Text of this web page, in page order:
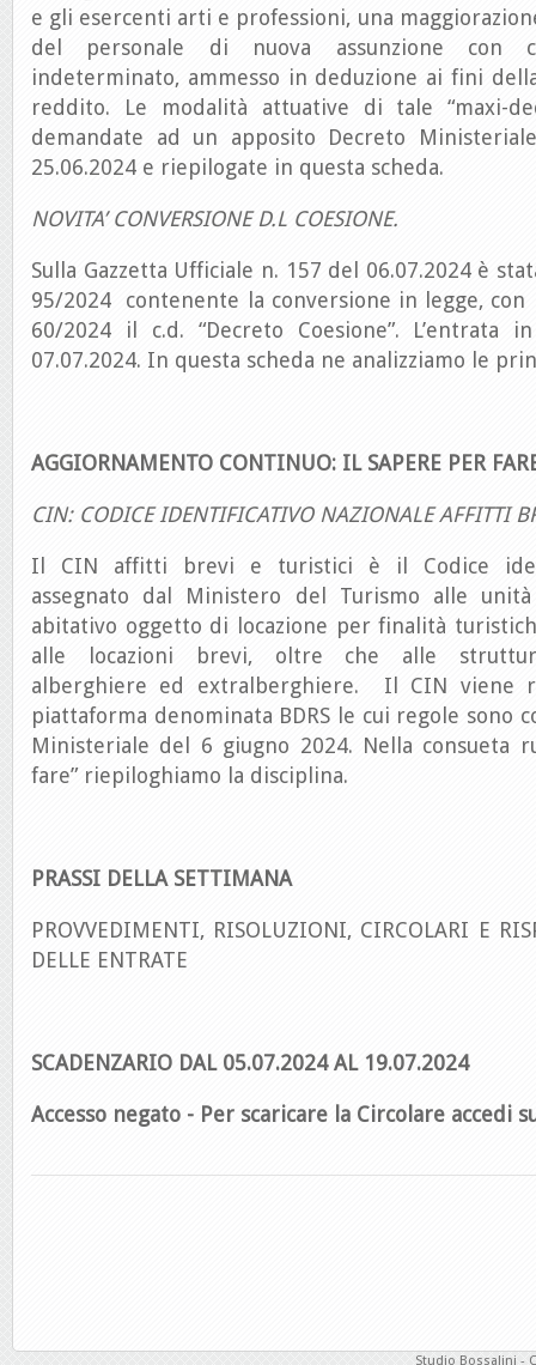
e gli esercenti arti e professioni, una
del personale di nuova assunzione con
indeterminato, ammesso in deduzione ai fini
reddito. Le modalità attuative di tale “maxi-
demandate ad un apposito Decreto
25.06.2024 e riepilogate in questa scheda.
NOVITA’ CONVERSIONE D.L COESIONE.
Sulla Gazzetta Ufficiale n. 157 del 06.07.2024 è
95/2024 contenente la conversione in legge, con
60/2024 il c.d. “Decreto Coesione”. L’entrata
07.07.2024. In questa scheda ne analizziamo le
AGGIORNAMENTO CONTINUO: IL SAPERE PER
CIN: CODICE IDENTIFICATIVO NAZIONALE AFFITTI
Il CIN affitti brevi e turistici è il Codice
assegnato dal Ministero del Turismo alle
abitativo oggetto di locazione per finalità
alle locazioni brevi, oltre che alle
alberghiere ed extralberghiere. Il CIN viene
piattaforma denominata BDRS le cui regole sono
Ministeriale del 6 giugno 2024. Nella consueta
fare” riepiloghiamo la disciplina.
PRASSI DELLA SETTIMANA
PROVVEDIMENTI, RISOLUZIONI, CIRCOLARI E
DELLE ENTRATE
SCADENZARIO DAL 05.07.2024 AL 19.07.2024
Accesso negato - Per scaricare la Circolare accedi
Studio Bossalini -